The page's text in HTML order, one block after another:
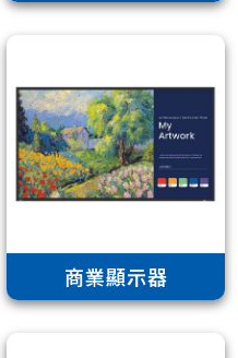
商業顯示器